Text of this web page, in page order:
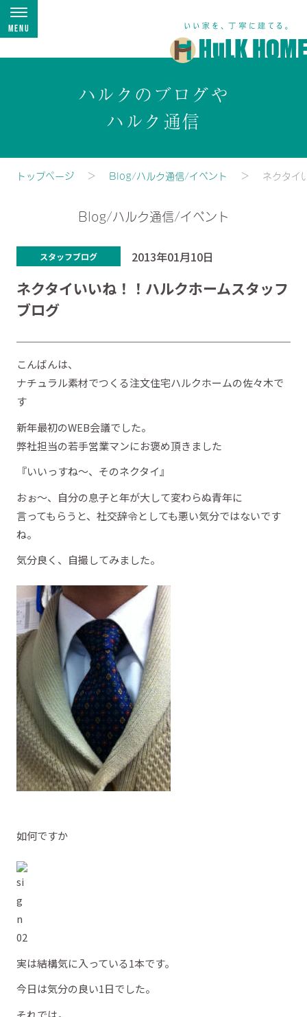
Menu
ハルクのブログや
ハルク通信
トップページ Blog/ハルク通信/イベント ネクタイ
Blog/ハルク通信/イベント
スタッフブログ 2013年01月10日
ネクタイいいね！！ハルクホームスタッフ
ブログ
こんばんは、
ナチュラル素材でつくる注文住宅ハルクホームの佐々木で
す
新年最初のWEB会議でした。
弊社担当の若手営業マンにお褒め頂きました
『いいっすね～、そのネクタイ』
おぉ～、自分の息子と年が大して変わらぬ青年に
言ってもらうと、社交辞令としても悪い気分ではないです
ね。
気分良く、自撮してみました。
如何ですか
実は結構気に入っている1本です。
今日は気分の良い1日でした。